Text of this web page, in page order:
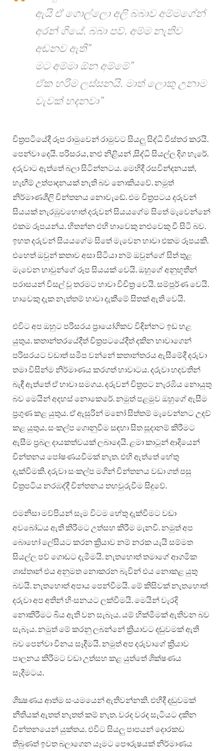
ඇයි ඒ ගොල්ලො අලි බබාව අම්මගේන්
අරන් ගියේ. බබා පව්. අම්ම නැතිව
අඬනව ඇති”
මට අම්මා ඕන අම්මේ”
ඒක හරිම ලස්සනයි. මාත් ලොකු උනාම
වැවක් හදනවා”
චිත්‍රපටියේදී රූප රාමුවෙන් රාමුවට සියලු සිද්ධි විස්තර කරයි.
පෙන්වා දෙයි. පරිසරය, නළු නිළියන් ,සිද්ධි සියල්ල දිග හැරේ.
දරුවාට ඇත්තේ බලා සිටින්නටය. මෙහිදී රසවින්දනයක්,
හැඟීම් උත්පාදනයක් නැති බව නොකියවේ. නමුත්
නිර්මාණශීලි චින්තනය නොවැඬේ. එම චිත්‍රපටය දරුවන්
සියයක් නැරඹුවහොත් දරුවන් සියයගේම සිතේ මැවෙන්නේ
එකම රූපයන්ය. හිතන්න එහි හාවෙකු නළුවෙකු වී සිටි බව.
ඉහත දරුවන් සියයගේම සිතේ මැවෙන හාවා එකම රූපයකි.
එහෙත් ඔවුන් කතාව අසා සිටියා නම් ඔවුන්ගේ සිත් තුළ
මැවෙන හාවුන්ගේ රූප සියයක් වෙයි. ඔහුගේ අනුභූතීන්
පරාසයන් විසල් වූ තරමට හාවා විචිත්‍ර වෙයි. සම්පූර්ණ වෙයි.
හාවෙකු දැක නැත්තම් හාවා දැකීමේ සිතක් ඇති වෙයි.
එවිට අප ඔහුට පරිසරය ප්‍රායෝගිකව විඳින්නට ඉඩ හළ
යුතුය. කතාන්තරයේදීත් චිත්‍රපටයේදීත් දකින හාවාගෙන්
පරිසරයට වඩාත් සමීප වන්නේ කතාන්තරය ඇසීමේදී දරුවා
තමා විසින්ම නිර්මාණය කරගත් හාවාටය. දරුවා හදවතින්
බැඳී ඇත්තේ ඒ හාවා සමගය. දරුවන් චිත්‍රපට නැරඹිය නොයුතු
බව මෙයින් අදහස් නොකෙරේ. නමුත් පළමුව ඔහුගේ ඇසීම
ප්‍රගුණ කළ යුතුය. ඒ ඇසුරින් මනෝ සිත්තම් මැවෙන්නට උදව්
කළ යුතුය. සංකල්ප ගොනුවීම සඳහා සිත සූදානම් කිරීමට
ඇසීම ප්‍රබල දායකත්වයක් ලබාදෙයි. ළමා කාටූන් ආදියෙන්
චින්තනය පෝෂණයවීමක් නැත. එහි ඇත්තේ හේතු
දැක්වීමකි. දරුවා සංකල්ප මගින් චින්තනය වඩා ගත් පසු
චිත්‍රපටිය නරඹද්දී චින්තනය තහවුරුවීම සිදුවේ.
එමනිසා මව්පියන් සැම විටම හේතු දැක්වීමට වඩා
අවබෝධය ඇති කිරීමට උත්සහ කිරීම මැනවි. නමුත් අප
බොහෝ ලේසියට කරන ක්‍රියාව නම් නරක යැයි සම්මත
සියල්ල පව් ගොඩට දැමීමයි. නැතහොත් තමාගේ ආගමික
ශාස්තෘන් එය අනුමත නොකරන බැවින් එය නොකළ යුතු
බවයි. නැතහොත් අපාය පෙන්වීමයි. මේ කිසිවක් නැතහොත්
දරුවා අප අතින් හිංසනයට ලක්වීමයි. මෙයින් වැරදි
නොකිරීමට බිය ඇති වන සැබෑය. යම් හික්මීමක් ඇතිවන බව
සැබෑය. නමුත් මේ කරනු ලබන්නේ ක්‍රියාවට දඬුවමක් ඇති
බව පෙන්වා විනය සෑදීමයි. නමුත් අප දරුවාගේ ක්‍රියාව
පාලනය කිරීමට වඩා උත්සහ කළ යුත්තේ ශික්ෂණය
සෑදීමටය.
ශික්‍ෂණය ආත්ම සංයමයෙන් ඇතිවන්නකි. එහිදී දඩුවමක්
නීතියක් ඇතත් නැතත් කම් නැත. වරද වරද සැටියට දකින
චින්තනයෙන් යුක්තය. එවිට සියලු පාපයන් දොරකඩ
තිබුණත් ඉවත බලාගෙන යෑමට පෞරුෂයක් නිර්මාණය